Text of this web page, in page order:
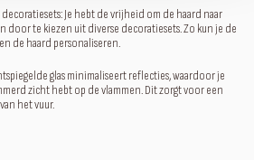
Je hebt de vrijheid om de haard naar
door te kiezen uit diverse decoratiesets. Zo kun je de
de haard personaliseren.
glas minimaliseert reflecties, waardoor je
zicht hebt op de vlammen. Dit zorgt voor een
het vuur.